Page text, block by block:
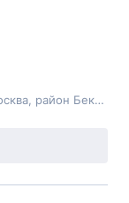
Москва, деревня Кузнецово, Россия, Москва, район Бекасово, деревня Кузнецово, Берёзовая улица